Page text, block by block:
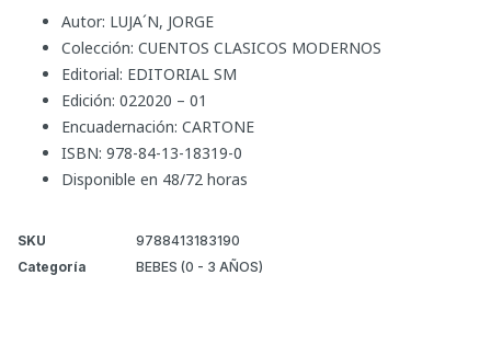
Autor: LUJA´N, JORGE
Colección: CUENTOS CLASICOS MODERNOS
Editorial: EDITORIAL SM
Edición: 022020 – 01
Encuadernación: CARTONE
ISBN: 978-84-13-18319-0
Disponible en 48/72 horas
SKU
9788413183190
Categoría
BEBES (0 - 3 AÑOS)